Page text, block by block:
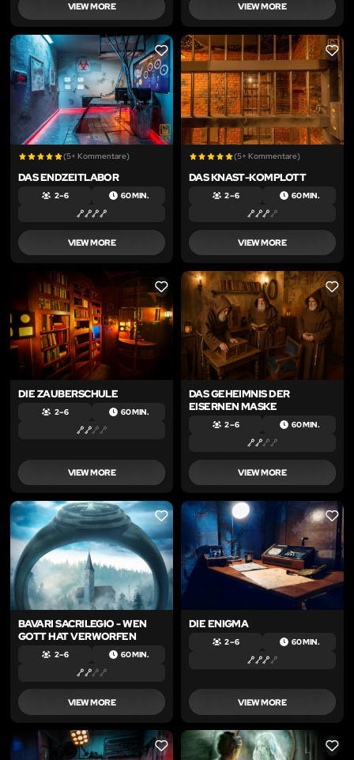
VIEW MORE VIEW MORE
LIKE
(5+ Kommentare)
DAS ENDZEITLABOR
2 – 6 60 MIN.
VIEW MORE
LIKE
(5+ Kommentare)
DAS KNAST-KOMPLOTT
2 – 6 60 MIN.
VIEW MORE
LIKE
DIE ZAUBERSCHULE
2 – 6 60 MIN.
VIEW MORE
LIKE
DAS GEHEIMNIS DER
EISERNEN MASKE
2 – 6 60 MIN.
VIEW MORE
LIKE
BAVARI SACRILEGIO - WEN
GOTT HAT VERWORFEN
2 – 6 60 MIN.
VIEW MORE
LIKE
DIE ENIGMA
2 – 6 60 MIN.
VIEW MORE
LIKE LIKE